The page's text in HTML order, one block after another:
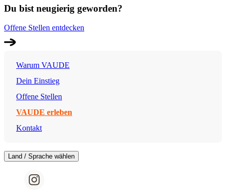
Du bist neugierig geworden?
Offene Stellen entdecken
Warum VAUDE
Dein Einstieg
Offene Stellen
VAUDE erleben
Kontakt
Land / Sprache wählen